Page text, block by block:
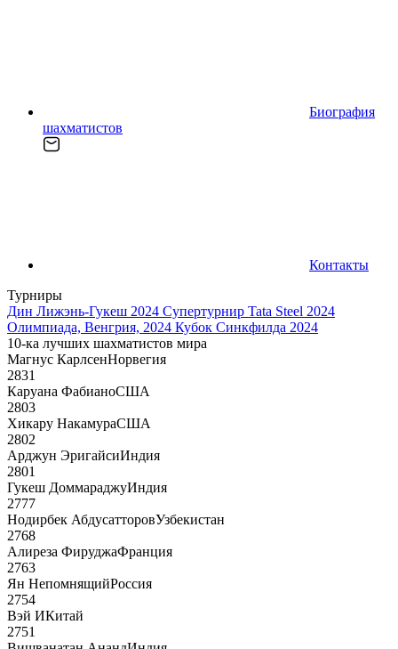
Биография
шахматистов
Контакты
Турниры
Дин Лижэнь-Гукеш 2024 Супертурнир Tata Steel 2024
Олимпиада, Венгрия, 2024 Кубок Синкфилда 2024
10-ка лучших шахматистов мира
Магнус КарлсенНорвегия
2831
Каруана ФабианоСША
2803
Хикару НакамураСША
2802
Арджун ЭригайсиИндия
2801
Гукеш ДоммараджуИндия
2777
Нодирбек АбдусатторовУзбекистан
2768
Алиреза ФируджаФранция
2763
Ян НепомнящийРоссия
2754
Вэй ИКитай
2751